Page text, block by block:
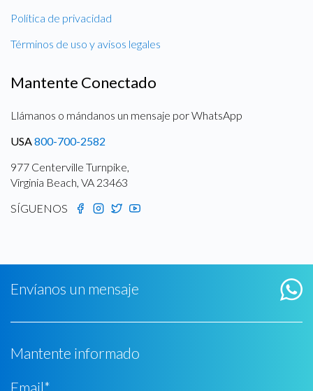
Política de privacidad
Términos de uso y avisos legales
Mantente Conectado
Llámanos o mándanos un mensaje por WhatsApp
USA 800-700-2582
977 Centerville Turnpike,
Virginia Beach, VA 23463
SÍGUENOS
Envíanos un mensaje
Mantente informado